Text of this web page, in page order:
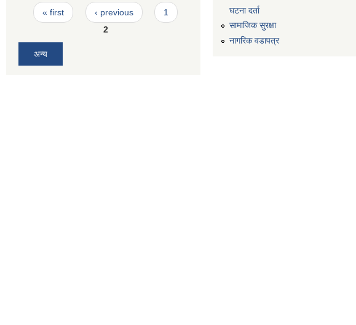
Pages
« first ‹ previous
1
2
अन्य
घटना दर्ता
सामाजिक सुरक्षा
नागरिक वडापत्र